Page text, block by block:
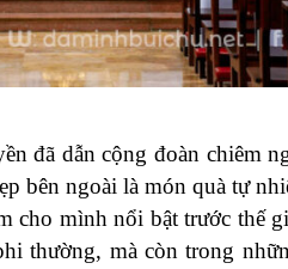
đã dẫn cộng đoàn chiêm
bên ngoài là món quà tự
cho mình nổi bật trước thế
thường, mà còn trong